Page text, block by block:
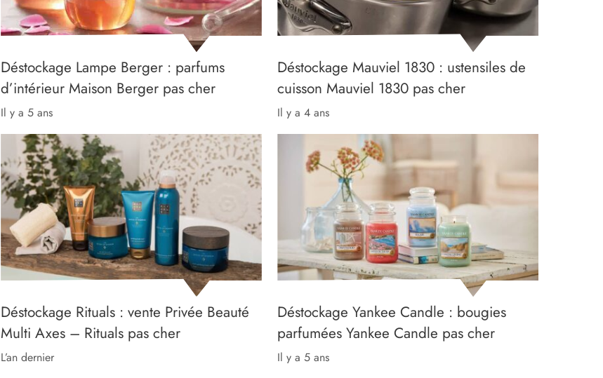
Déstockage Lampe Berger : parfums
d’intérieur Maison Berger pas cher
il y a 5 ans
Déstockage Mauviel 1830 : ustensiles de
cuisson Mauviel 1830 pas cher
il y a 4 ans
Déstockage Rituals : vente Privée Beauté
Multi Axes – Rituals pas cher
l’an dernier
Déstockage Yankee Candle : bougies
parfumées Yankee Candle pas cher
il y a 5 ans